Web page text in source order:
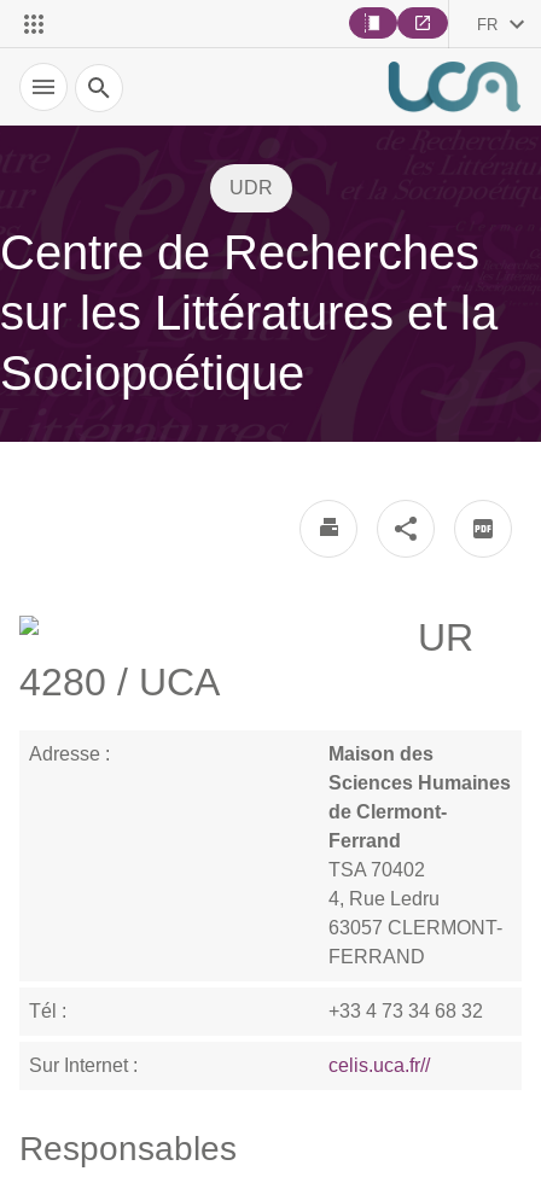
FR
Recherche
UDR
Centre de Recherches
sur les Littératures et la
Sociopoétique
UR
4280 / UCA
Adresse :
Maison des
Sciences Humaines
de Clermont-
Ferrand
TSA 70402
4, Rue Ledru
63057 CLERMONT-
FERRAND
Tél : +33 4 73 34 68 32
Sur Internet : celis.uca.fr//
Responsables